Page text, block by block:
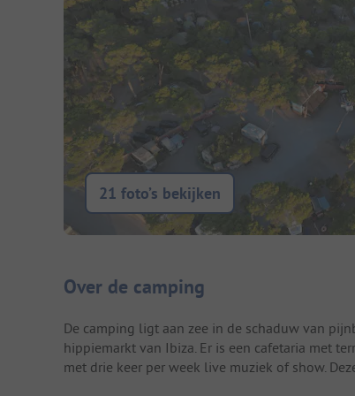
21 foto’s bekijken
Camping introductie
Over de camping
De camping ligt aan zee in de schaduw van
hippiemarkt van Ibiza. Er is een cafetaria met
met drie keer per week live muziek of show.